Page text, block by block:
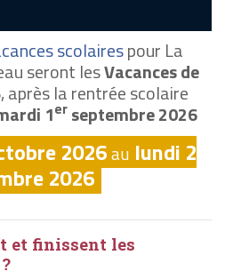
scolairespour La
seront lesVacances de
après la rentrée scolaire
1er septembre 2026
2026au lundi 2
2026
et finissent les